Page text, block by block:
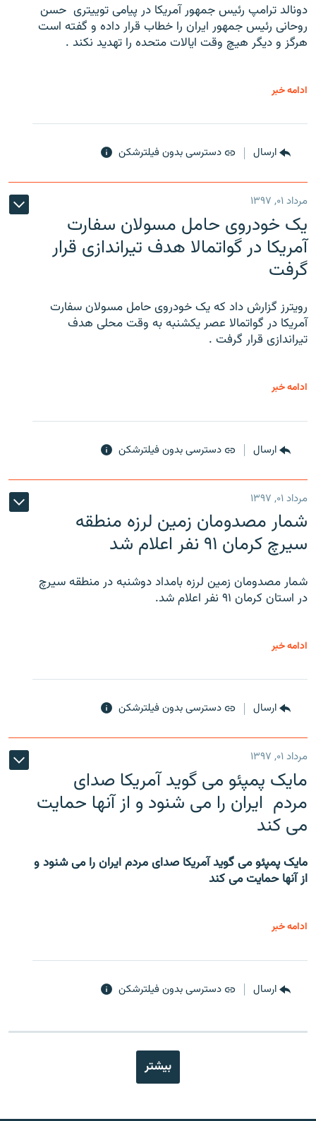
دونالد ترامپ رئیس جمهور آمریکا در پیامی توییتری ‌ حسن
روحانی رئیس جمهور ایران را خطاب قرار داده و گفته است
هرگز و دیگر هیچ وقت ایالات متحده را تهدید نکند .
ادامه خبر
ارسال دسترسی بدون فیلترشکن
مرداد ۰۱, ۱۳۹۷
یک خودروی حامل مسولان سفارت
آمریکا در گواتمالا هدف تیراندازی قرار
گرفت
رویترز گزارش داد که یک خودروی حامل مسولان سفارت
آمریکا در گواتمالا عصر یکشنبه به وقت محلی هدف
تیراندازی قرار گرفت .
ادامه خبر
ارسال دسترسی بدون فیلترشکن
مرداد ۰۱, ۱۳۹۷
شمار مصدومان زمین لرزه منطقه
سیرچ کرمان ۹۱ نفر اعلام شد
شمار مصدومان زمین لرزه بامداد دوشنبه در منطقه سیرچ
در استان کرمان ۹۱ نفر اعلام شد.
ادامه خبر
ارسال دسترسی بدون فیلترشکن
مرداد ۰۱, ۱۳۹۷
مایک پمپئو می گوید آمریکا صدای
مردم ایران را می شنود و از آنها حمایت
می کند
مایک پمپئو می گوید آمریکا صدای مردم ایران را می شنود و
از آنها حمایت می کند
ادامه خبر
ارسال دسترسی بدون فیلترشکن
بیشتر